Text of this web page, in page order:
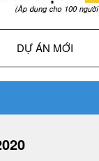
DỰ ÁN MỚI